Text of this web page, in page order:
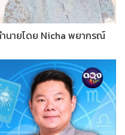
ำนายโดย Nicha พยากรณ์